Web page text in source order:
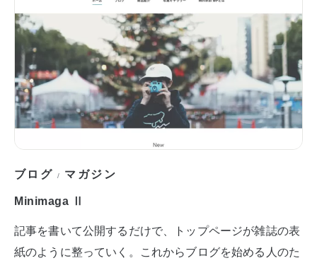
ブログ / マガジン
Minimaga Ⅱ
記事を書いて公開するだけで、トップページが雑誌の表
紙のように整っていく。これからブログを始める人のた